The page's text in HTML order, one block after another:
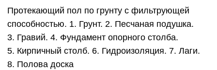
Протекающий пол по грунту с фильтрующей
способностью. 1. Грунт. 2. Песчаная подушка.
3. Гравий. 4. Фундамент опорного столба.
5. Кирпичный столб. 6. Гидроизоляция. 7. Лаги.
8. Полова доска